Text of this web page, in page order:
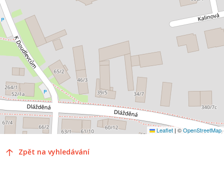
Leaflet | ©OpenStreetMap
Zpět na vyhledávání